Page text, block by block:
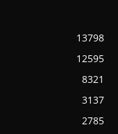
13798
12595
8321
3137
2785